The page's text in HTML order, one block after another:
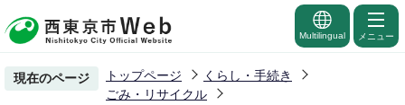
の
ー
Multilingual メニュー
現在のページ トップページ
くらし・手続き
ごみ・リサイクル